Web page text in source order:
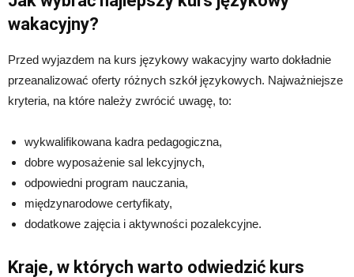
wakacyjny?
Przed wyjazdem na kurs językowy wakacyjny warto dokładnie
przeanalizować oferty różnych szkół językowych. Najważniejsze
kryteria, na które należy zwrócić uwagę, to:
wykwalifikowana kadra pedagogiczna,
dobre wyposażenie sal lekcyjnych,
odpowiedni program nauczania,
międzynarodowe certyfikaty,
dodatkowe zajęcia i aktywności pozalekcyjne.
Kraje, w których warto odwiedzić kurs